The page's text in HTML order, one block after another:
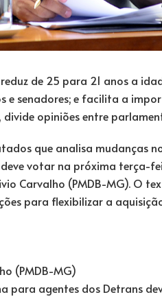
de 25 para 21 anos a
senadores; e facilita a
opiniões entre
que analisa mudanças
votar na próxima terça-
Carvalho (PMDB-MG). O
para flexibilizar a
para agentes dos Detrans